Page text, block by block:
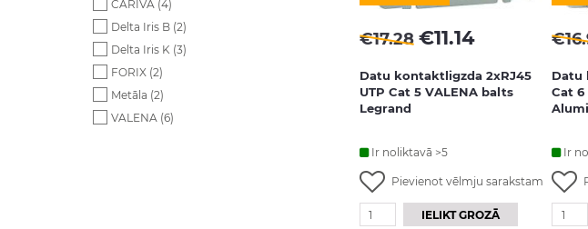
CARIVA (4)
Delta Iris B (2)
Delta Iris K (3)
FORIX (2)
Metāla (2)
VALENA (6)
€17.28 €11.14
Datu kontaktligzda 2xRJ45
UTP Cat 5 VALENA balts
Legrand
Ir noliktavā >5
Pievienot vēlmju sarakstam
IELIKT GROZĀ
€
Datu
Cat 6
Ir